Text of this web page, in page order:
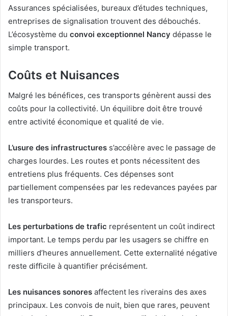
Assurances spécialisées, bureaux d’études techniques,
entreprises de signalisation trouvent des débouchés.
L’écosystème du convoi exceptionnel Nancy dépasse le
simple transport.
Coûts et Nuisances
Malgré les bénéfices, ces transports génèrent aussi des
coûts pour la collectivité. Un équilibre doit être trouvé
entre activité économique et qualité de vie.
L’usure des infrastructures s’accélère avec le passage de
charges lourdes. Les routes et ponts nécessitent des
entretiens plus fréquents. Ces dépenses sont
partiellement compensées par les redevances payées par
les transporteurs.
Les perturbations de trafic représentent un coût indirect
important. Le temps perdu par les usagers se chiffre en
milliers d’heures annuellement. Cette externalité négative
reste difficile à quantifier précisément.
Les nuisances sonores affectent les riverains des axes
principaux. Les convois de nuit, bien que rares, peuvent